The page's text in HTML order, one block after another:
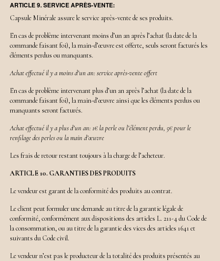
ARTICLE 9. SERVICE APRÈS-VENTE:
Capsule Minérale assure le service après-vente de ses produits.
En cas de problème intervenant moins d’un an après l’achat (la date de la
commande faisant foi), la main-d’œuvre est offerte, seuls seront facturés les
éléments perdus ou manquants.
Achat effectué il y a moins d’un an: service après-vente offert
En cas de problème intervenant plus d’un an après l’achat (la date de la
commande faisant foi), la main-d’œuvre ainsi que les éléments perdus ou
manquants seront facturés.
Achat effectué il y a plus d’un an: 1€ la perle ou l’élément perdu, 5€ pour le
renfilage des perles ou la main d’œuvre
Les frais de retour restant toujours à la charge de l’acheteur.
ARTICLE 10. GARANTIES DES PRODUITS
Le vendeur est garant de la conformité des produits au contrat.
Le client peut formuler une demande au titre de la garantie légale de
conformité, conformément aux dispositions des articles L. 211-4 du Code de
la consommation, ou au titre de la garantie des vices des articles 1641 et
suivants du Code civil.
Le vendeur n’est pas le producteur de la totalité des produits présentés au